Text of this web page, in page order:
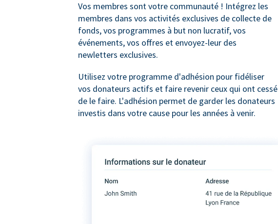
Vos membres sont votre communauté ! Intégrez les
membres dans vos activités exclusives de collecte de
fonds, vos programmes à but non lucratif, vos
événements, vos offres et envoyez-leur des
newletters exclusives.
Utilisez votre programme d'adhésion pour fidéliser
vos donateurs actifs et faire revenir ceux qui ont cessé
de le faire. L'adhésion permet de garder les donateurs
investis dans votre cause pour les années à venir.